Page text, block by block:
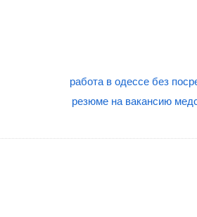
работа в одессе без
резюме на вакансию